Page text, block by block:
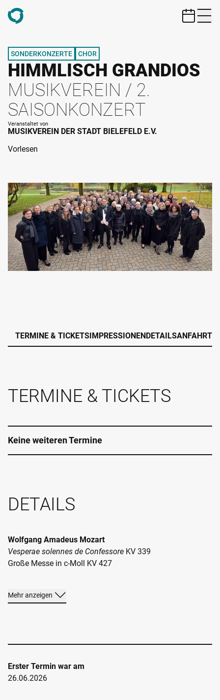
ZUM HAUPTINHALT SPRINGEN
Vorlesen
SONDERKONZERTE CHOR
HIMMLISCH GRANDIOS
MUSIKVEREIN / 2.
SAISONKONZERT
Veranstaltet von
MUSIKVEREIN DER STADT BIELEFELD E.V.
TERMINE & TICKETSIMPRESSIONENDETAILSANFAHRT
TERMINE & TICKETS
Keine weiteren Termine
DETAILS
Wolfgang Amadeus Mozart
Vesperae solennes de Confessore KV 339
Große Messe in c-Moll KV 427
Mehr anzeigen
Erster Termin war am
26.06.2026